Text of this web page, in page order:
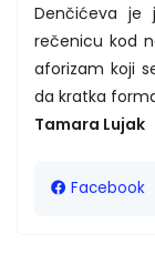
Denčićeva je
rečenicu kod
aforizam koji
da kratka
Tamara Lujak
Facebook